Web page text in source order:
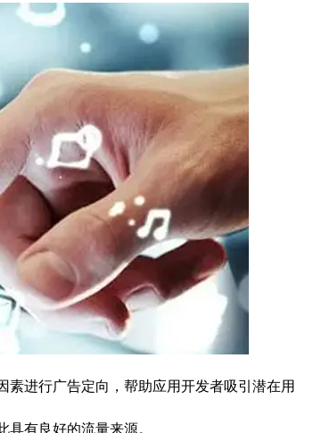
进行广告定向，帮助应用开发者吸引潜在用
有良好的流量来源。